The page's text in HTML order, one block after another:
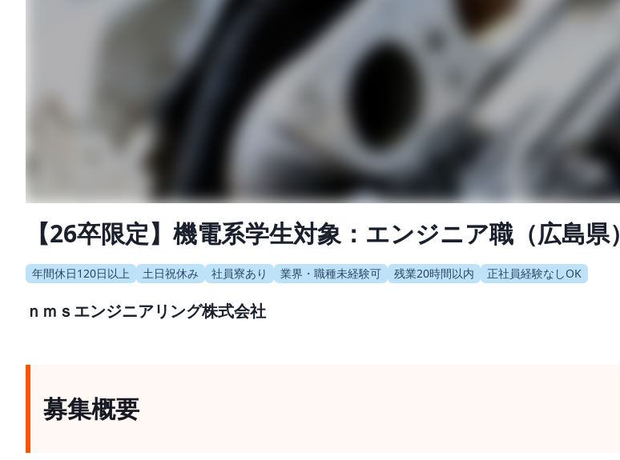
【26卒限定】機電系学生対象：エンジニア職（広島県）
年間休日120日以上 土日祝休み 社員寮あり 業界・職種未経験可 残業20時間以内 正社員経験なしOK
ｎｍｓエンジニアリング株式会社
募集概要